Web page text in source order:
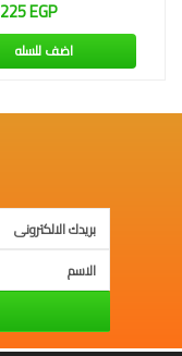
225 EGP
اضف للسله